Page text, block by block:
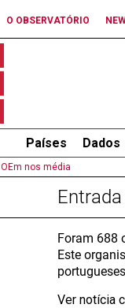
O OBSERVATÓRIO
Países Dados
OEm nos média
Foram 688
Este
Ver notícia